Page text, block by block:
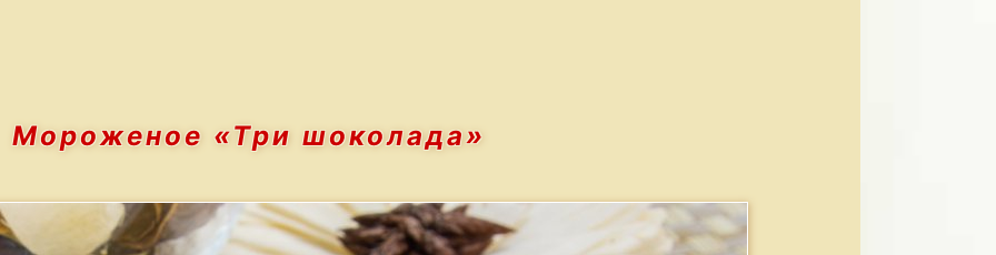
Мороженое «Три шоколада»